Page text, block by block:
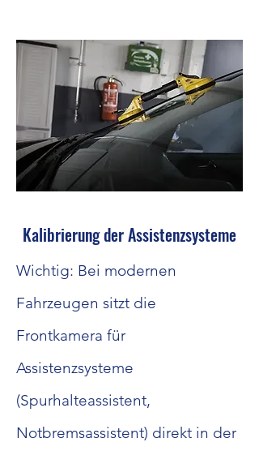
Kalibrierung der Assistenzsysteme
Wichtig: Bei modernen
Fahrzeugen sitzt die
Frontkamera für
Assistenzsysteme
(Spurhalteassistent,
Notbremsassistent) direkt in der